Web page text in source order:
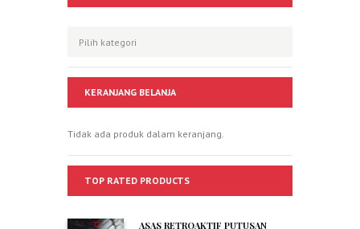
KERANJANG BELANJA
Tidak ada produk dalam keranjang.
TOP RATED PRODUCTS
ASAS RETROAKTIF PUTUSAN